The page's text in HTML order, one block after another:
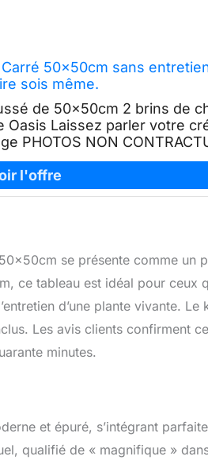
50x50cm sans
sois même.
de 50x50cm 2 brins de
Laissez parler votre
PHOTOS NON
se présente comme un
ce tableau est idéal pour ceux
d’une plante vivante.
Les avis clients confirment
minutes.
et épuré, s’intégrant
qualifié de « magnifique »